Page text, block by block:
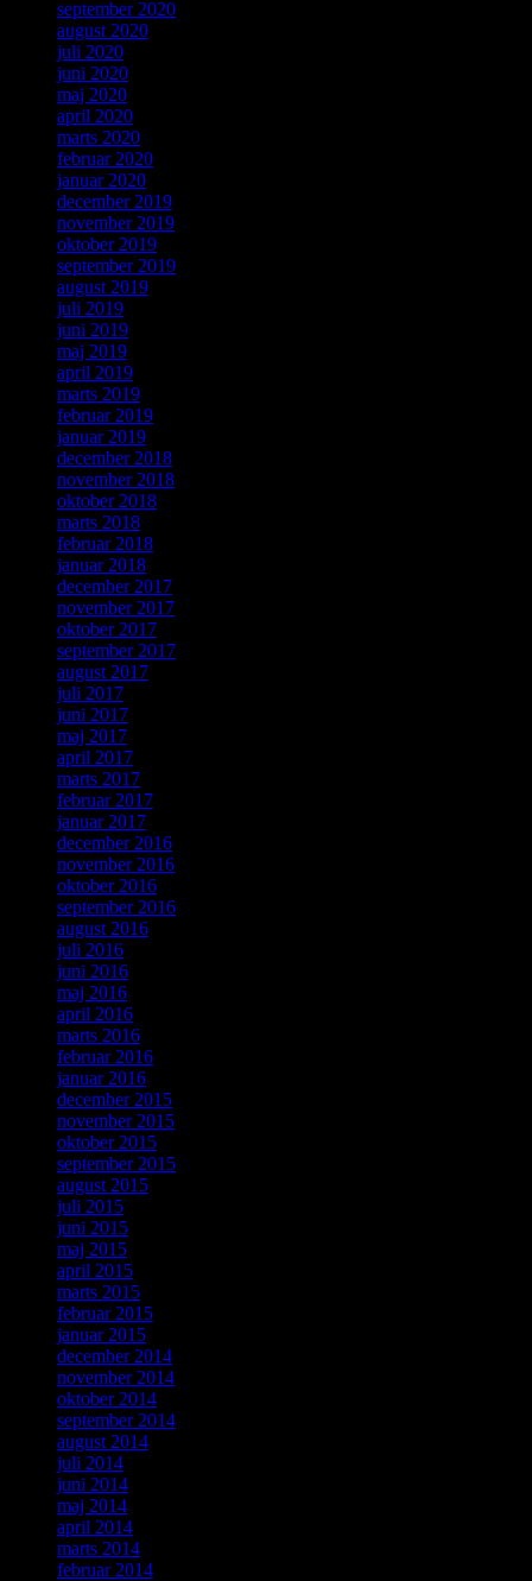
september 2020
august 2020
juli 2020
juni 2020
maj 2020
april 2020
marts 2020
februar 2020
januar 2020
december 2019
november 2019
oktober 2019
september 2019
august 2019
juli 2019
juni 2019
maj 2019
april 2019
marts 2019
februar 2019
januar 2019
december 2018
november 2018
oktober 2018
marts 2018
februar 2018
januar 2018
december 2017
november 2017
oktober 2017
september 2017
august 2017
juli 2017
juni 2017
maj 2017
april 2017
marts 2017
februar 2017
januar 2017
december 2016
november 2016
oktober 2016
september 2016
august 2016
juli 2016
juni 2016
maj 2016
april 2016
marts 2016
februar 2016
januar 2016
december 2015
november 2015
oktober 2015
september 2015
august 2015
juli 2015
juni 2015
maj 2015
april 2015
marts 2015
februar 2015
januar 2015
december 2014
november 2014
oktober 2014
september 2014
august 2014
juli 2014
juni 2014
maj 2014
april 2014
marts 2014
februar 2014